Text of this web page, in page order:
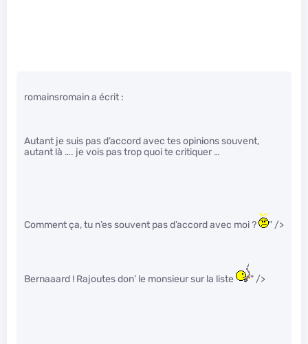
romainsromain a écrit :
Autant je suis pas d’accord avec tes opinions souvent,
autant là …. je vois pas trop quoi te critiquer …
Comment ça, tu n’es souvent pas d’accord avec moi ? " />
Bernaaard ! Rajoutes don’ le monsieur sur la liste " />